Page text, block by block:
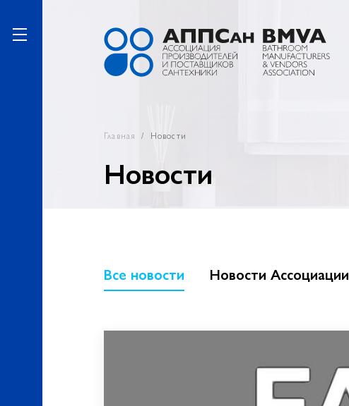
Главная Новости
Новости
Все новости Новости Ассоциации